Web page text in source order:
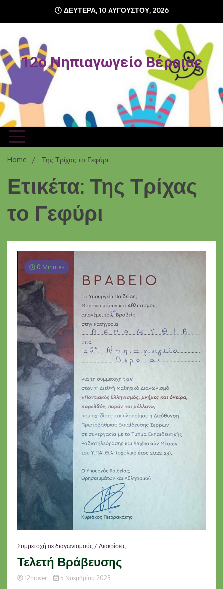
content
ΔΕΥΤΈΡΑ, 10 ΑΥΓΟΎΣΤΟΥ, 2026
12o Νηπιαγωγείο Βέροιας
Home Της Τρίχας το Γεφύρι
Ετικέτα: Της Τρίχας
το Γεφύρι
0 Minutes
Συμμετοχή σε διαγωνισμούς / Διακρίσεις
Τελετή Βράβευσης
12nipver 5 Νοεμβρίου 2023